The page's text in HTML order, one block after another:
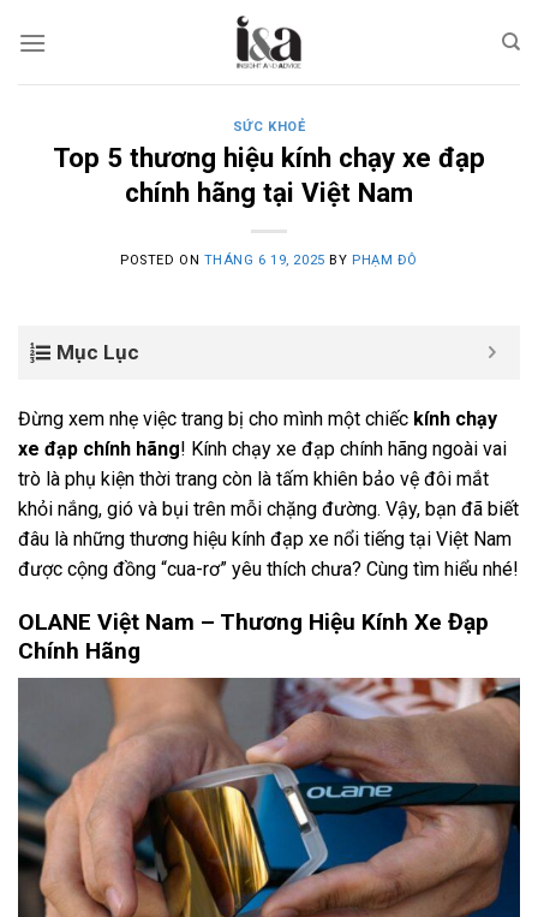
SỨC KHOẺ
Top 5 thương hiệu kính chạy xe đạp
chính hãng tại Việt Nam
POSTED ON THÁNG 6 19, 2025 BY PHẠM ĐÔ
Mục Lục
Đừng xem nhẹ việc trang bị cho mình một chiếc kính chạy
xe đạp chính hãng! Kính chạy xe đạp chính hãng ngoài vai
trò là phụ kiện thời trang còn là tấm khiên bảo vệ đôi mắt
khỏi nắng, gió và bụi trên mỗi chặng đường. Vậy, bạn đã biết
đâu là những thương hiệu kính đạp xe nổi tiếng tại Việt Nam
được cộng đồng “cua-rơ” yêu thích chưa? Cùng tìm hiểu nhé!
OLANE Việt Nam – Thương Hiệu Kính Xe Đạp
Chính Hãng